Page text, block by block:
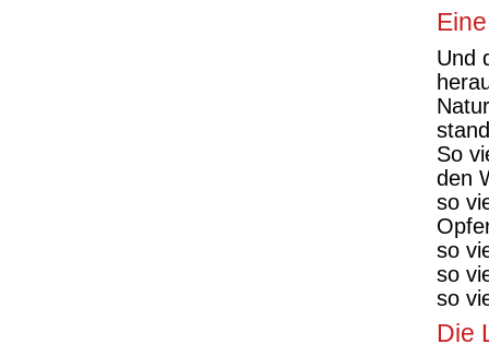
Und
So
den
so
so
so
so
Die